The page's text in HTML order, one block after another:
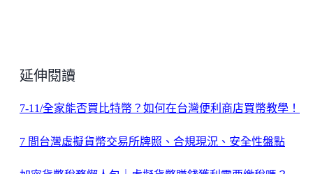
延伸閱讀
7-11/全家能否買比特幣？如何在台灣便利商店買幣教學！
7 間台灣虛擬貨幣交易所牌照、合規現況、安全性盤點